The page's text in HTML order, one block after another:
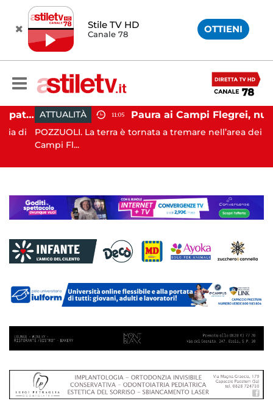
Stile TV HD
Canale 78 OTTIENI
Napoli, operazione Alto Impatto: trovate 252 dosi di droga ATTUALITÀ 11:05 Paura ai Campi Flegrei, nuova scossa e sciame sismico
POZZUOLI. La terra è tornata a tremare nell’area dei
Campi Fl...